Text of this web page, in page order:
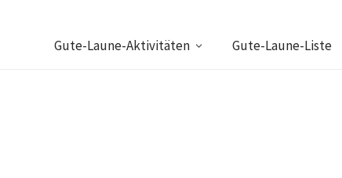
Gute-Laune-Aktivitäten Gute-Laune-Liste